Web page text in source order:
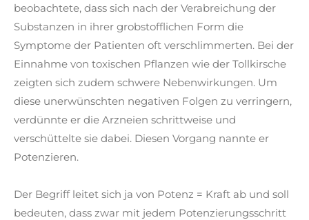
beobachtete, dass sich nach der Verabreichung der
Substanzen in ihrer grobstofflichen Form die
Symptome der Patienten oft verschlimmerten. Bei der
Einnahme von toxischen Pflanzen wie der Tollkirsche
zeigten sich zudem schwere Nebenwirkungen. Um
diese unerwünschten negativen Folgen zu verringern,
verdünnte er die Arzneien schrittweise und
verschüttelte sie dabei. Diesen Vorgang nannte er
Potenzieren.
Der Begriff leitet sich ja von Potenz = Kraft ab und soll
bedeuten, dass zwar mit jedem Potenzierungsschritt